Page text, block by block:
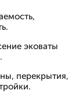
эковаты
перекрытия,